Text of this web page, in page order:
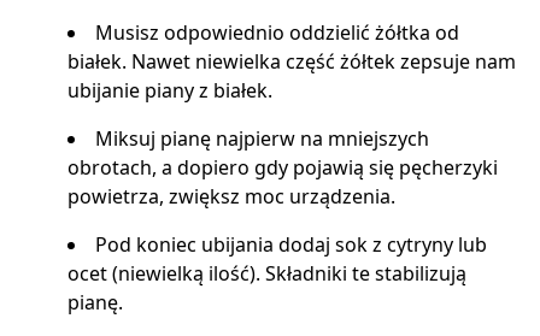
Musisz odpowiednio oddzielić żółtka od
białek. Nawet niewielka część żółtek zepsuje nam
ubijanie piany z białek.
Miksuj pianę najpierw na mniejszych
obrotach, a dopiero gdy pojawią się pęcherzyki
powietrza, zwiększ moc urządzenia.
Pod koniec ubijania dodaj sok z cytryny lub
ocet (niewielką ilość). Składniki te stabilizują
pianę.